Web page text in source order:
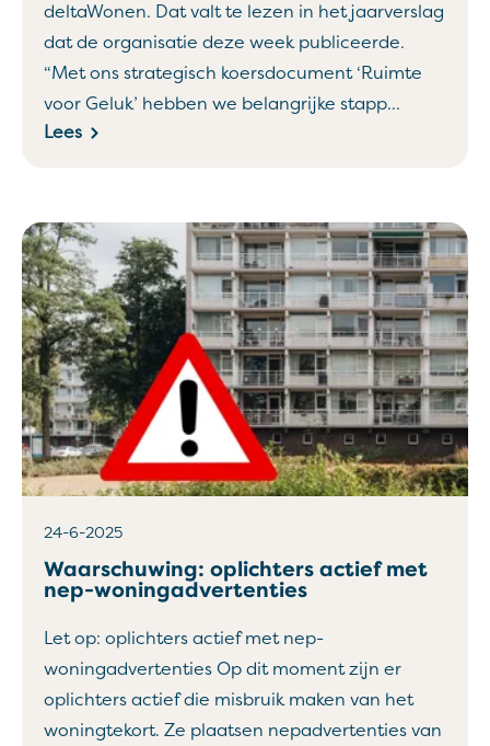
deltaWonen. Dat valt te lezen in het jaarverslag
dat de organisatie deze week publiceerde.
“Met ons strategisch koersdocument ‘Ruimte
voor Geluk’ hebben we belangrijke stapp...
Lees
Waarschuwing: oplichters actief met
nep-woningadvertenties
24-6-2025
Let op: oplichters actief met nep-
woningadvertenties Op dit moment zijn er
oplichters actief die misbruik maken van het
woningtekort. Ze plaatsen nepadvertenties van